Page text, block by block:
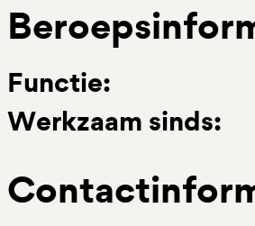
Functie:
Werkzaam sinds: